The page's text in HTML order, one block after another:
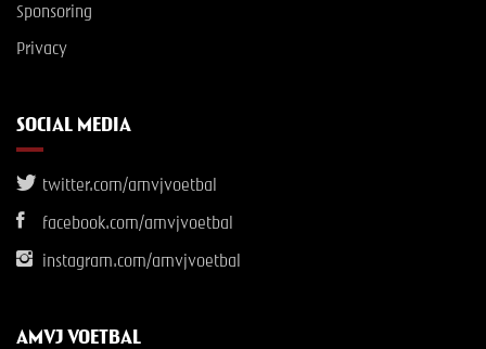
Sponsoring
Privacy
SOCIAL MEDIA
twitter.com/amvjvoetbal
facebook.com/amvjvoetbal
instagram.com/amvjvoetbal
AMVJ VOETBAL